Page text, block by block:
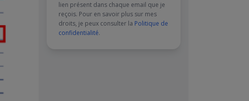
lien présent dans chaque email que je
reçois. Pour en savoir plus sur mes
droits, je peux consulter la Politique de
confidentialité.